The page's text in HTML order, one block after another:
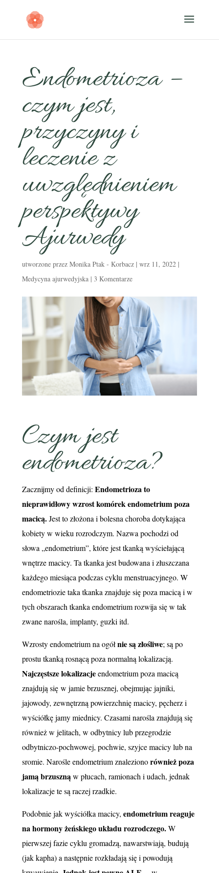
Endometrioza –
czym jest,
przyczyny i
leczenie z
uwzględnieniem
perspektywy
Ajurwedy
utworzone przez Monika Ptak - Korbacz| wrz 11, 2022|
Medycyna ajurwedyjska| 3 Komentarze
Czym jest
endometrioza?
Zacznijmy od definicji: Endometrioza to
nieprawidłowy wzrost komórek endometrium poza
macicą.Jest to złożona i bolesna choroba dotykająca
kobiety w wieku rozrodczym. Nazwa pochodzi od
słowa „endometrium”, które jest tkanką wyściełającą
wnętrze macicy. Ta tkanka jest budowana i złuszczana
każdego miesiąca podczas cyklu menstruacyjnego. W
endometriozie taka tkanka znajduje się poza macicą i w
tych obszarach tkanka endometrium rozwija się w tak
zwane narośla, implanty, guzki itd.
Wzrosty endometrium na ogółnie są złośliwe; są po
prostu tkanką rosnącą poza normalną lokalizacją.
Najczęstsze lokalizacjeendometrium poza macicą
znajdują się w jamie brzusznej, obejmując jajniki,
jajowody, zewnętrzną powierzchnię macicy, pęcherz i
wyściółkę jamy miednicy. Czasami narośla znajdują się
również w jelitach, w odbytnicy lub przegrodzie
odbytniczo-pochwowej, pochwie, szyjce macicy lub na
sromie. Narośle endometrium znalezionorównież poza
jamą brzuszną w płucach, ramionach i udach, jednak
lokalizacje te są raczej rzadkie.
Podobnie jak wyściółka macicy, endometrium reaguje
na hormony żeńskiego układu rozrodczego.W
pierwszej fazie cyklu gromadzą, nawarstwiają, budują
(jak kapha) a następnie rozkładają się i powodują